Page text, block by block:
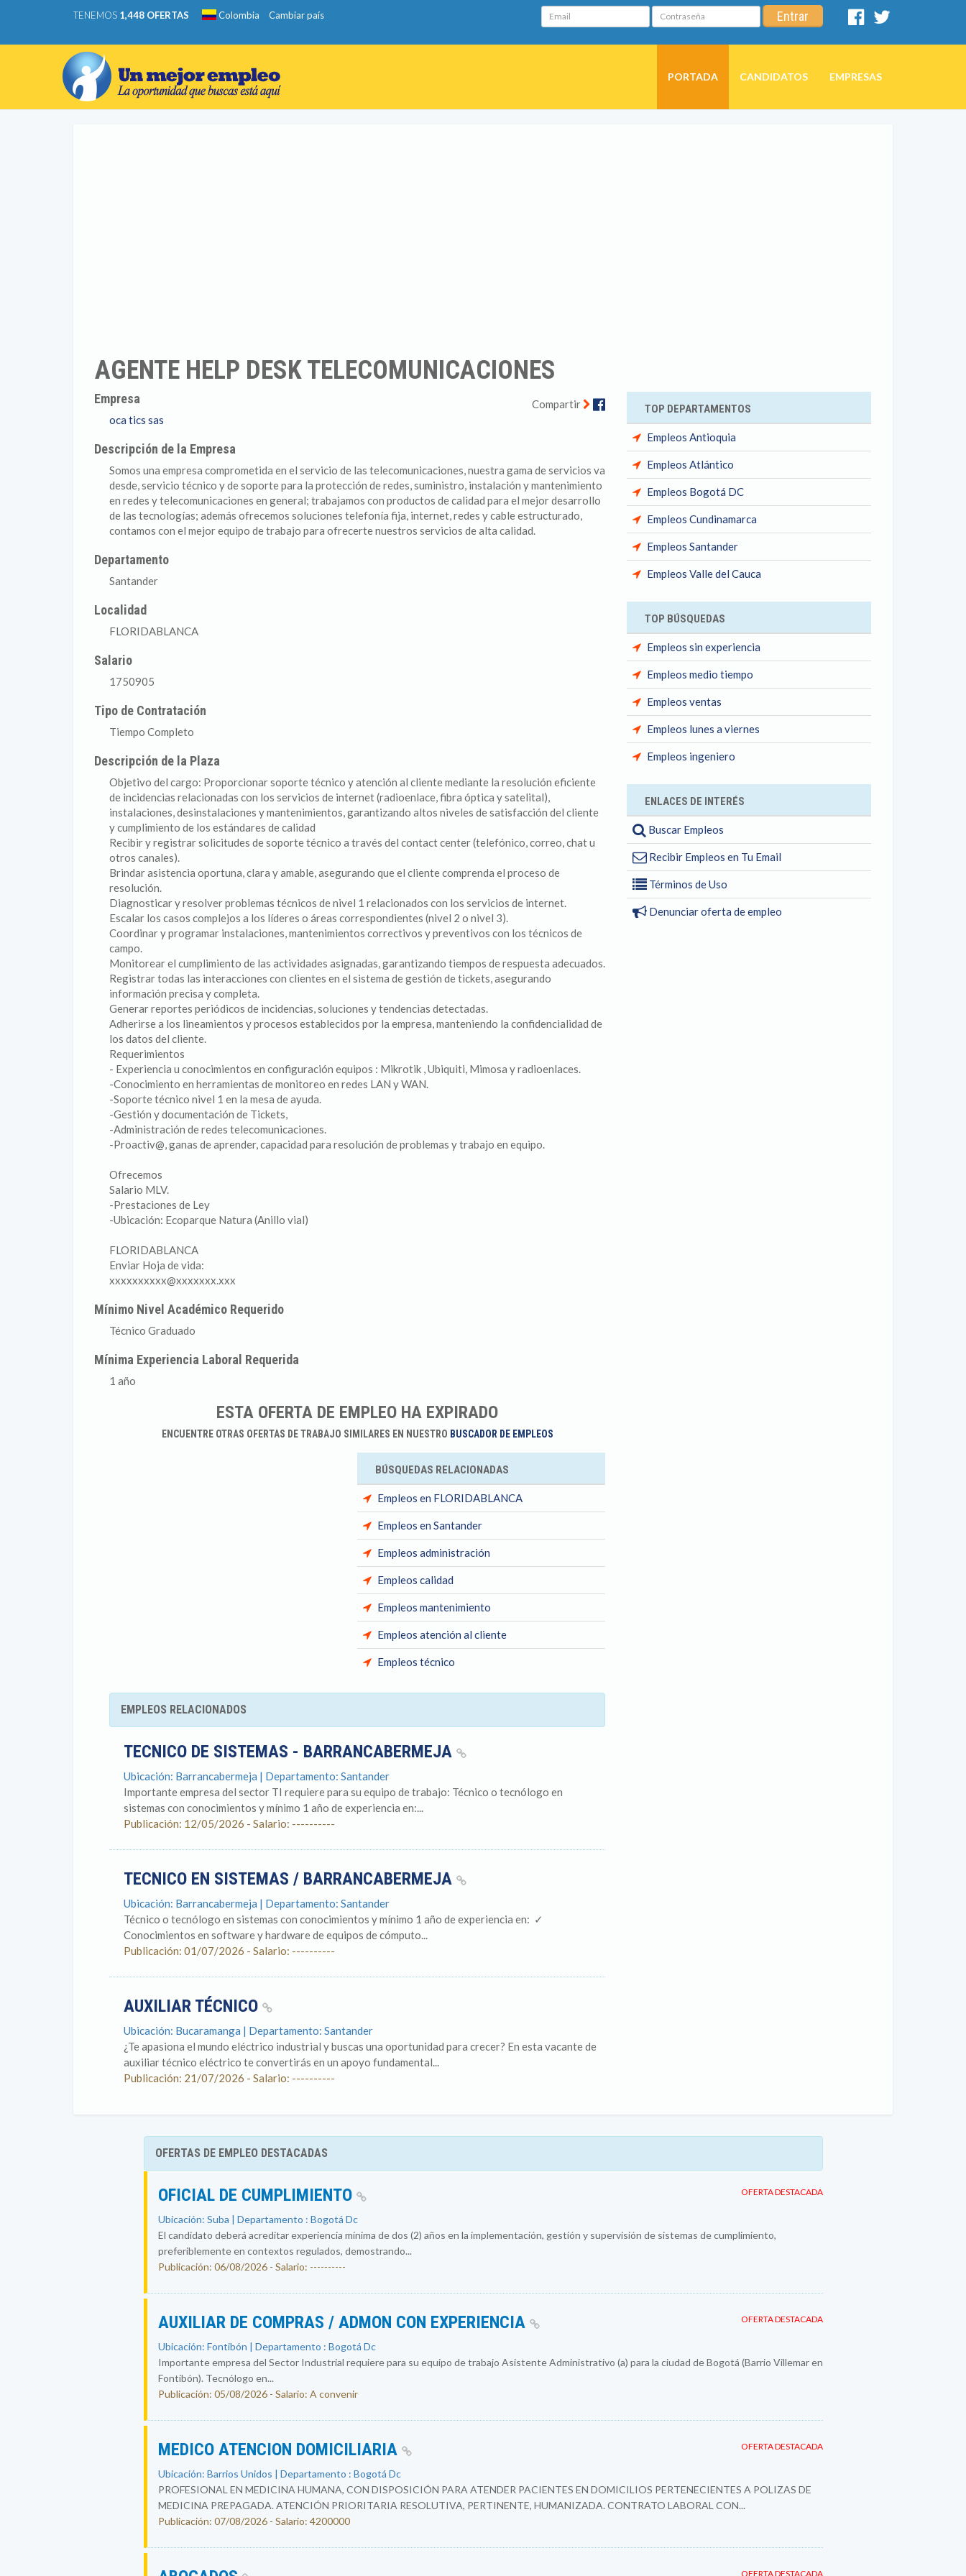
TENEMOS 1,448 OFERTAS Colombia Cambiar país Email Contraseña Entrar
Facebook
PORTADA CANDIDATOS EMPRESAS
AGENTE HELP DESK TELECOMUNICACIONES
Compartir Facebook
Empresa
oca tics sas
Descripción de la Empresa
Somos una empresa comprometida en el servicio de las telecomunicaciones, nuestra gama de servicios va
desde, servicio técnico y de soporte para la protección de redes, suministro, instalación y mantenimiento
en redes y telecomunicaciones en general; trabajamos con productos de calidad para el mejor desarrollo
de las tecnologías; además ofrecemos soluciones telefonía fija, internet, redes y cable estructurado,
contamos con el mejor equipo de trabajo para ofrecerte nuestros servicios de alta calidad.
Departamento
Santander
Localidad
FLORIDABLANCA
Salario
1750905
Tipo de Contratación
Tiempo Completo
Descripción de la Plaza
Objetivo del cargo: Proporcionar soporte técnico y atención al cliente mediante la resolución eficiente
de incidencias relacionadas con los servicios de internet (radioenlace, fibra óptica y satelital),
instalaciones, desinstalaciones y mantenimientos, garantizando altos niveles de satisfacción del cliente
y cumplimiento de los estándares de calidad
Recibir y registrar solicitudes de soporte técnico a través del contact center (telefónico, correo, chat u
otros canales).
Brindar asistencia oportuna, clara y amable, asegurando que el cliente comprenda el proceso de
resolución.
Diagnosticar y resolver problemas técnicos de nivel 1 relacionados con los servicios de internet.
Escalar los casos complejos a los líderes o áreas correspondientes (nivel 2 o nivel 3).
Coordinar y programar instalaciones, mantenimientos correctivos y preventivos con los técnicos de
campo.
Monitorear el cumplimiento de las actividades asignadas, garantizando tiempos de respuesta adecuados.
Registrar todas las interacciones con clientes en el sistema de gestión de tickets, asegurando
información precisa y completa.
Generar reportes periódicos de incidencias, soluciones y tendencias detectadas.
Adherirse a los lineamientos y procesos establecidos por la empresa, manteniendo la confidencialidad de
los datos del cliente.
Requerimientos
- Experiencia u conocimientos en configuración equipos : Mikrotik , Ubiquiti, Mimosa y radioenlaces.
-Conocimiento en herramientas de monitoreo en redes LAN y WAN.
-Soporte técnico nivel 1 en la mesa de ayuda.
-Gestión y documentación de Tickets,
-Administración de redes telecomunicaciones.
-Proactiv@, ganas de aprender, capacidad para resolución de problemas y trabajo en equipo.
Ofrecemos
Salario MLV.
-Prestaciones de Ley
-Ubicación: Ecoparque Natura (Anillo vial)
FLORIDABLANCA
Enviar Hoja de vida:
xxxxxxxxxx@xxxxxxx.xxx
Mínimo Nivel Académico Requerido
Técnico Graduado
Mínima Experiencia Laboral Requerida
1 año
ESTA OFERTA DE EMPLEO HA EXPIRADO
ENCUENTRE OTRAS OFERTAS DE TRABAJO SIMILARES EN NUESTRO BUSCADOR DE EMPLEOS
BÚSQUEDAS RELACIONADAS
Empleos en FLORIDABLANCA
Empleos en Santander
Empleos administración
Empleos calidad
Empleos mantenimiento
Empleos atención al cliente
Empleos técnico
EMPLEOS RELACIONADOS
TECNICO DE SISTEMAS - BARRANCABERMEJA
Ubicación: Barrancabermeja | Departamento: Santander
Importante empresa del sector TI requiere para su equipo de trabajo: Técnico o tecnólogo en
sistemas con conocimientos y mínimo 1 año de experiencia en:...
Publicación: 12/05/2026 - Salario: ----------
TECNICO EN SISTEMAS / BARRANCABERMEJA
Ubicación: Barrancabermeja | Departamento: Santander
Técnico o tecnólogo en sistemas con conocimientos y mínimo 1 año de experiencia en: ​ ✓
Conocimientos en software y hardware de equipos de cómputo...
Publicación: 01/07/2026 - Salario: ----------
AUXILIAR TÉCNICO
Ubicación: Bucaramanga | Departamento: Santander
¿Te apasiona el mundo eléctrico industrial y buscas una oportunidad para crecer? En esta vacante de
auxiliar técnico eléctrico te convertirás en un apoyo fundamental...
Publicación: 21/07/2026 - Salario: ----------
TOP DEPARTAMENTOS
Empleos Antioquia
Empleos Atlántico
Empleos Bogotá DC
Empleos Cundinamarca
Empleos Santander
Empleos Valle del Cauca
TOP BÚSQUEDAS
Empleos sin experiencia
Empleos medio tiempo
Empleos ventas
Empleos lunes a viernes
Empleos ingeniero
ENLACES DE INTERÉS
Buscar Empleos
Recibir Empleos en Tu Email
Términos de Uso
Denunciar oferta de empleo
OFERTAS DE EMPLEO DESTACADAS
OFERTA DESTACADA
OFICIAL DE CUMPLIMIENTO
Ubicación: Suba | Departamento : Bogotá Dc
El candidato deberá acreditar experiencia mínima de dos (2) años en la implementación, gestión y supervisión de sistemas de cumplimiento,
preferiblemente en contextos regulados, demostrando...
Publicación: 06/08/2026 - Salario: ----------
OFERTA DESTACADA
AUXILIAR DE COMPRAS / ADMON CON EXPERIENCIA
Ubicación: Fontibón | Departamento : Bogotá Dc
Importante empresa del Sector Industrial requiere para su equipo de trabajo Asistente Administrativo (a) para la ciudad de Bogotá (Barrio Villemar en
Fontibón). Tecnólogo en...
Publicación: 05/08/2026 - Salario: A convenir
OFERTA DESTACADA
MEDICO ATENCION DOMICILIARIA
Ubicación: Barrios Unidos | Departamento : Bogotá Dc
PROFESIONAL EN MEDICINA HUMANA, CON DISPOSICIÓN PARA ATENDER PACIENTES EN DOMICILIOS PERTENECIENTES A POLIZAS DE
MEDICINA PREPAGADA. ATENCIÓN PRIORITARIA RESOLUTIVA, PERTINENTE, HUMANIZADA. CONTRATO LABORAL CON...
Publicación: 07/08/2026 - Salario: 4200000
OFERTA DESTACADA